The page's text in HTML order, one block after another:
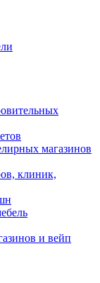
магазинов
клиник,
и вейп